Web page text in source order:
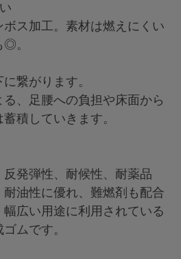
ス加工。素材は燃えにくい
◎。
繋がります。
、足腰への負担や床面から
積していきます。
発弾性、耐候性、耐薬品
油性に優れ、難燃剤も配合
幅広い用途に利用されている
ムです。